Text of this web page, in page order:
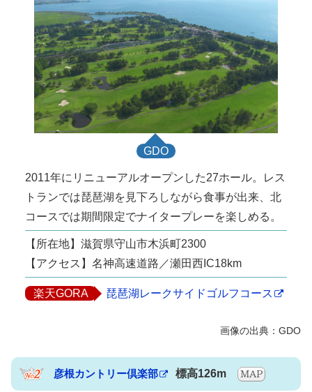
GDO
2011年にリニューアルオープンした27ホール。レス
トランでは琵琶湖を見下ろしながら食事が出来、北
コースでは期間限定でナイタープレーを楽しめる。
【所在地】滋賀県守山市木浜町2300
【アクセス】名神高速道路／瀬田西IC18km
楽天GORA 琵琶湖レークサイドゴルフコース
彦根カントリー倶楽部 標高126m